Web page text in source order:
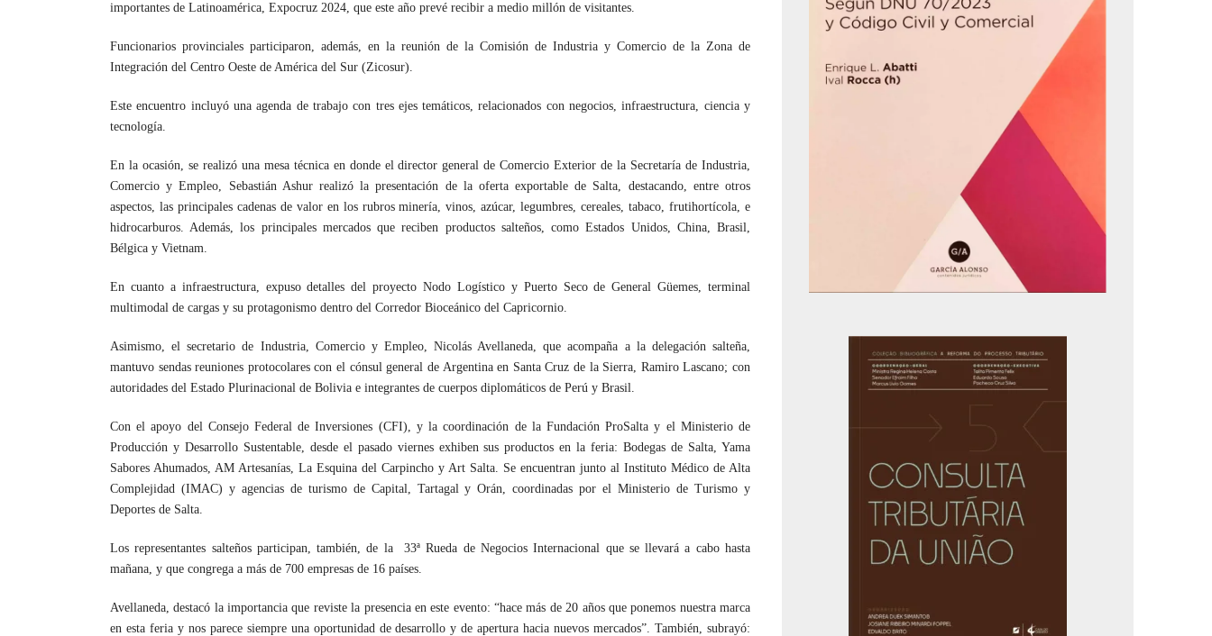
importantes de Latinoamérica, Expocruz 2024, que este año prevé recibir a medio millón de visitantes.
Funcionarios provinciales participaron, además, en la reunión de la Comisión de Industria y Comercio de la Zona de
Integración del Centro Oeste de América del Sur (Zicosur).
Este encuentro incluyó una agenda de trabajo con tres ejes temáticos, relacionados con negocios, infraestructura, ciencia y
tecnología.
En la ocasión, se realizó una mesa técnica en donde el director general de Comercio Exterior de la Secretaría de Industria,
Comercio y Empleo, Sebastián Ashur realizó la presentación de la oferta exportable de Salta, destacando, entre otros
aspectos, las principales cadenas de valor en los rubros minería, vinos, azúcar, legumbres, cereales, tabaco, frutihortícola, e
hidrocarburos. Además, los principales mercados que reciben productos salteños, como Estados Unidos, China, Brasil,
Bélgica y Vietnam.
En cuanto a infraestructura, expuso detalles del proyecto Nodo Logístico y Puerto Seco de General Güemes, terminal
multimodal de cargas y su protagonismo dentro del Corredor Bioceánico del Capricornio.
Asimismo, el secretario de Industria, Comercio y Empleo, Nicolás Avellaneda, que acompaña a la delegación salteña,
mantuvo sendas reuniones protocolares con el cónsul general de Argentina en Santa Cruz de la Sierra, Ramiro Lascano; con
autoridades del Estado Plurinacional de Bolivia e integrantes de cuerpos diplomáticos de Perú y Brasil.
Con el apoyo del Consejo Federal de Inversiones (CFI), y la coordinación de la Fundación ProSalta y el Ministerio de
Producción y Desarrollo Sustentable, desde el pasado viernes exhiben sus productos en la feria: Bodegas de Salta, Yama
Sabores Ahumados, AM Artesanías, La Esquina del Carpincho y Art Salta. Se encuentran junto al Instituto Médico de Alta
Complejidad (IMAC) y agencias de turismo de Capital, Tartagal y Orán, coordinadas por el Ministerio de Turismo y
Deportes de Salta.
Los representantes salteños participan, también, de la 33ª Rueda de Negocios Internacional que se llevará a cabo hasta
mañana, y que congrega a más de 700 empresas de 16 países.
Avellaneda, destacó la importancia que reviste la presencia en este evento: “hace más de 20 años que ponemos nuestra marca
en esta feria y nos parece siempre una oportunidad de desarrollo y de apertura hacia nuevos mercados”. También, subrayó: